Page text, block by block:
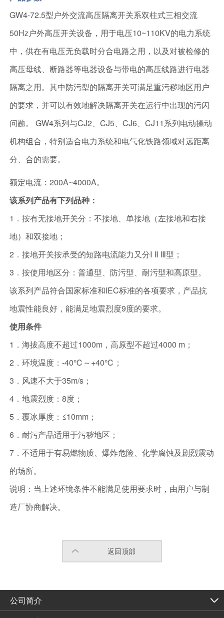
GW4-72.5型户外交流高压隔离开关系双柱式三相交流
50Hz户外高压开关设备，用于电压10~110KV的电力系统
中，供在有电压无负载时分合电路之用，以及对被检修的
高压母线、断路器等电器设备与带电的高压线路进行电器
隔离之用。其中防污型的隔离开关可满足重污秽地区用户
的要求，并可以有效地解决隔离开关在运行中出现的污闪
问题。 GW4系列与CJ2、CJ5、CJ6、CJ11系列电动操动
机构组合，特别适合电力系统和电气化铁路领域对远距离
分、合的需要。
额定电流：200A~4000A。
该系列产品有下列品种：
1．按有无接地开关分：不接地、单接地（左接地和右接
地）和双接地；
2．接地开关按承受的短路电流能力又分Ⅰ Ⅱ Ⅲ型；
3．按使用地区分：普通型、防污型、耐污型和高原型。
该系列产品符合国家标准和IEC标准的各项要求，产品抗
地震性能良好，能满足地震烈度9度的要求。
使用条件
1．海拔高度不超过1000m，高原型不超过4000 m；
2．环境温度：-40℃～+40℃；
3．风速不大于35m/s；
4．地震烈度：8度；
5．覆冰厚度：≤10mm；
6．耐污产品适用于污秽地区；
7．不适用于有易燃物质、爆炸危险、化学腐蚀及剧烈震动
的场所。
说明：当上述环境条件不能满足使用要求时，由用户与制
造厂协商解决。
返回顶部
公司简介